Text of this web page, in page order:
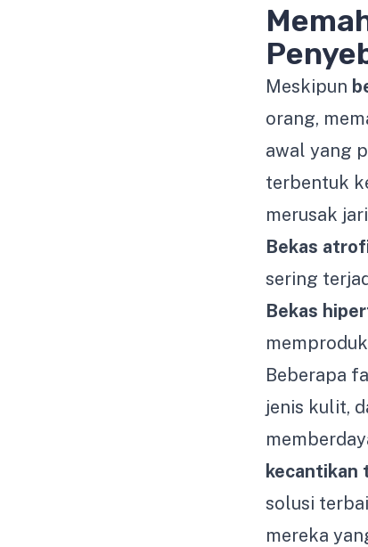
Meskipun
orang,
awal yang
terbentuk
merusak
Bekas
sering
Bekas
Beberapa
jenis kulit,
kecantikan
solusi
mereka